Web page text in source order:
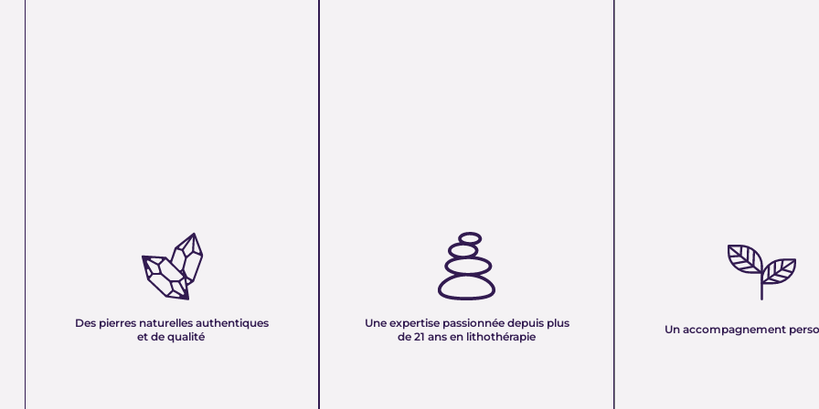
Des pierres naturelles authentiques
et de qualité
AUTHENTIQUES ET DE QUALITÉ :
Nous sélectionnons rigoureusement nos
minéraux pour vous offrir des pierres 100 %
pure. Chaque cristal est choisi pour sa beauté, sa
vibration et son authenticité afin de vous garantir
Une expertise passionnée depuis plus
de 21 ans en lithothérapie
PLUS DE 21 ANS EN LITHOTHÉRAPIE :
Forte d’une expérience de plus de deux
décennies, notre équipe vous partage son savoir
mettons nos connaissances en lithothérapie à
votre service pour vous accompagner dans votre
Un accompagnement
Nous sélectionnons
minéraux pour vous offrir des
naturelles, non traitées et chargées
vibration et son authenticité afin